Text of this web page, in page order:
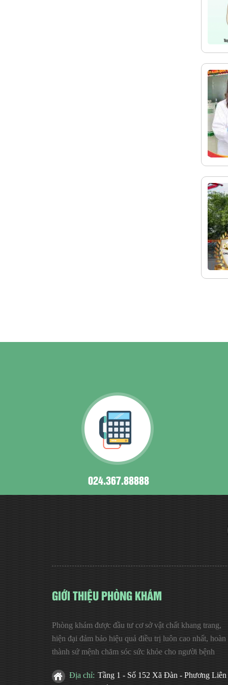
024.367.88888
GIỚI THIỆU PHÒNG KHÁM
Phòng khám được đầu tư cơ sở vật chất khang trang,
hiện đại đảm bảo hiệu quả điều trị luôn cao nhất, hoàn
thành sứ mệnh chăm sóc sức khỏe cho người bệnh
Địa chỉ: Tầng 1 - Số 152 Xã Đàn - Phương Liên